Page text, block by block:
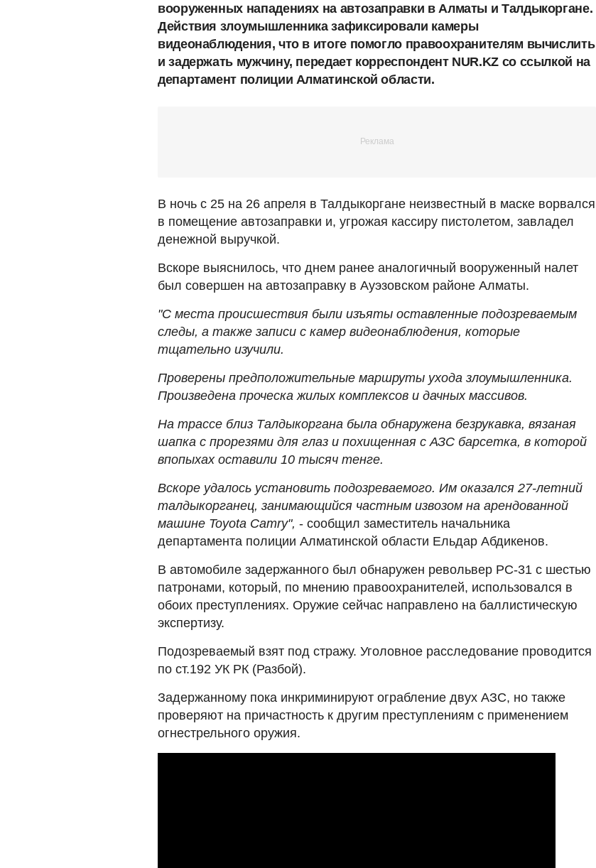
вооруженных нападениях на автозаправки в Алматы и Талдыкоргане.
Действия злоумышленника зафиксировали камеры
видеонаблюдения, что в итоге помогло правоохранителям вычислить
и задержать мужчину, передает корреспондент NUR.KZ со ссылкой на
департамент полиции Алматинской области.
В ночь с 25 на 26 апреля в Талдыкоргане неизвестный в маске ворвался
в помещение автозаправки и, угрожая кассиру пистолетом, завладел
денежной выручкой.
Вскоре выяснилось, что днем ранее аналогичный вооруженный налет
был совершен на автозаправку в Ауэзовском районе Алматы.
"С места происшествия были изъяты оставленные подозреваемым
следы, а также записи с камер видеонаблюдения, которые
тщательно изучили.
Проверены предположительные маршруты ухода злоумышленника.
Произведена проческа жилых комплексов и дачных массивов.
На трассе близ Талдыкоргана была обнаружена безрукавка, вязаная
шапка с прорезями для глаз и похищенная с АЗС барсетка, в которой
впопыхах оставили 10 тысяч тенге.
Вскоре удалось установить подозреваемого. Им оказался 27-летний
талдыкорганец, занимающийся частным извозом на арендованной
машине Toyota Camry", - сообщил заместитель начальника
департамента полиции Алматинской области Ельдар Абдикенов.
В автомобиле задержанного был обнаружен револьвер РС-31 с шестью
патронами, который, по мнению правоохранителей, использовался в
обоих преступлениях. Оружие сейчас направлено на баллистическую
экспертизу.
Подозреваемый взят под стражу. Уголовное расследование проводится
по ст.192 УК РК (Разбой).
Задержанному пока инкриминируют ограбление двух АЗС, но также
проверяют на причастность к другим преступлениям с применением
огнестрельного оружия.